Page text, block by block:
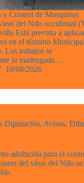
y Control de Mosquitos
del Nilo occidental
Está prevista a
en el término
Los trabajos se
la madrugada…
10/08/2026
Diputación, Avisos,
adulticida para el
del virus del Nilo